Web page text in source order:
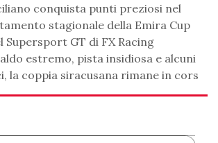
conquista punti preziosi nel
stagionale della Emira Cup
Supersport GT di FX Racing
estremo, pista insidiosa e alcuni
la coppia siracusana rimane in cors